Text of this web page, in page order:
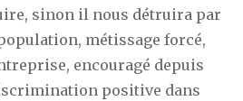
sinon il nous détruira par
métissage forcé,
encouragé depuis
positive dans